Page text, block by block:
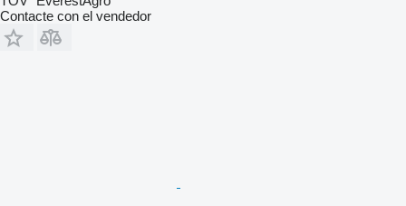
Contacte con el vendedor